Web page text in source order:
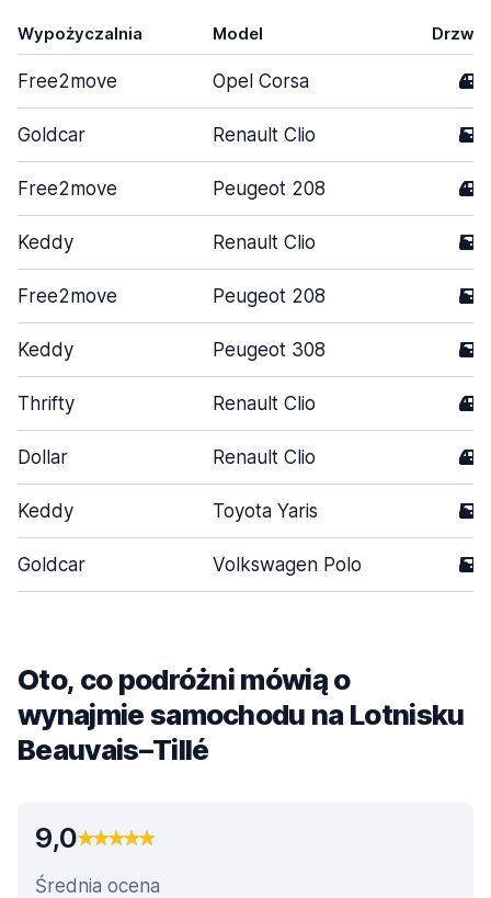
Wypożyczalnia Model Drzwi
Free2move Opel Corsa 4
Goldcar Renault Clio 5
Free2move Peugeot 208 4
Keddy Renault Clio 5
Free2move Peugeot 208 5
Keddy Peugeot 308 5
Thrifty Renault Clio 4
Dollar Renault Clio 4
Keddy Toyota Yaris 5
Goldcar Volkswagen Polo 5
Oto, co podróżni mówią o
wynajmie samochodu na Lotnisku
Beauvais–Tillé
9,0
Średnia ocena